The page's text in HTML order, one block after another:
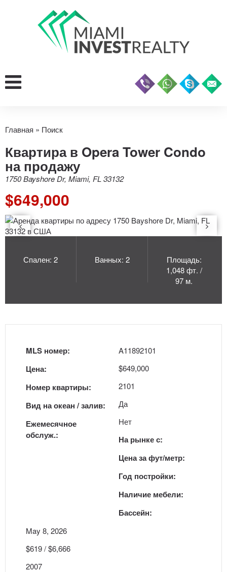
Главная » Поиск
Квартира в Opera Tower Condo
на продажу
1750 Bayshore Dr, Miami, FL 33132
$649,000
Спален: 2 Ванных: 2
Площадь:
1,048 фт. /
97 м.
MLS номер:
Цена:
Номер квартиры:
Вид на океан / залив:
Ежемесячное
обслуж.:
A11892101
$649,000
2101
Да
Нет
На рынке с:
Цена за фут/метр:
Год постройки:
Наличие мебели:
Бассейн:
May 8, 2026
$619 / $6,666
2007